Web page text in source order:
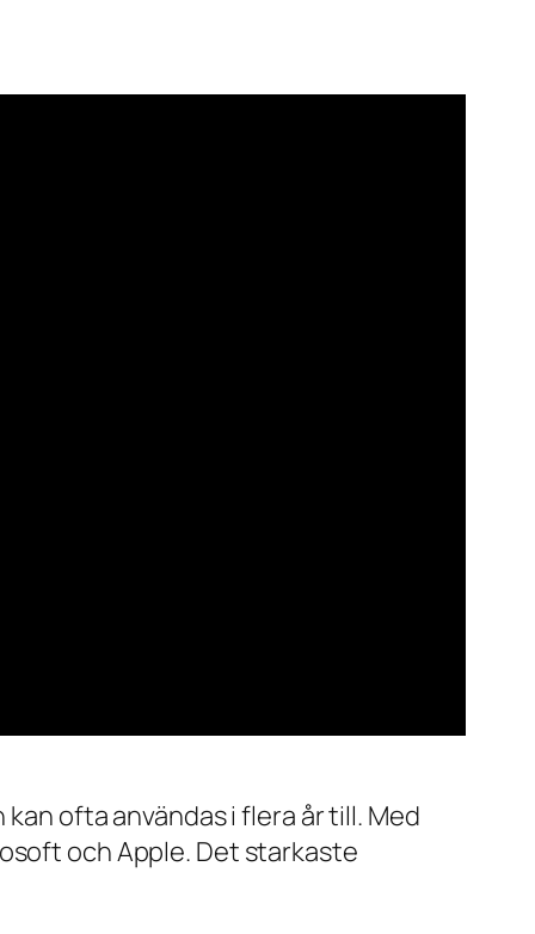
ofta användas i flera år till. Med
och Apple. Det starkaste